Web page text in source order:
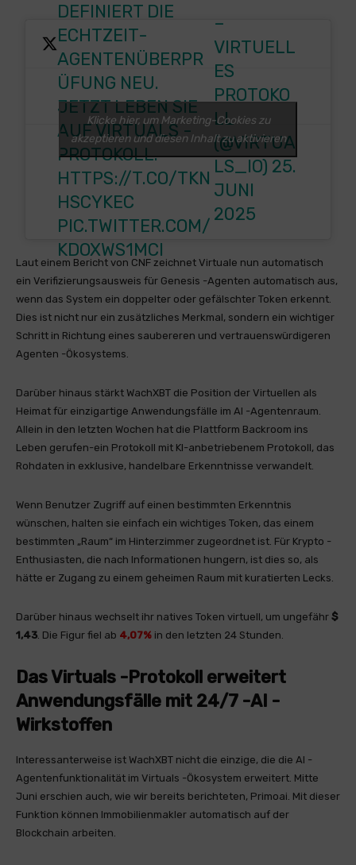
DEFINIERT DIE
ECHTZEIT-
AGENTENÜBERPR
ÜFUNG NEU.
JETZT LEBEN SIE
AUF VIRTUALS -
PROTOKOLL.
HTTPS://T.CO/TKN
HSCYKEC
PIC.TWITTER.COM/
KDOXWS1MCI
–
VIRTUELL
ES
PROTOKO
LL
(@VIRTUA
LS_IO) 25.
JUNI
2025
Klicke hier, um Marketing-Cookies zu
akzeptieren und diesen Inhalt zu aktivieren
Laut einem Bericht von CNF zeichnet Virtuale nun automatisch
ein Verifizierungsausweis für Genesis -Agenten automatisch aus,
wenn das System ein doppelter oder gefälschter Token erkennt.
Dies ist nicht nur ein zusätzliches Merkmal, sondern ein wichtiger
Schritt in Richtung eines saubereren und vertrauenswürdigeren
Agenten -Ökosystems.
Darüber hinaus stärkt WachXBT die Position der Virtuellen als
Heimat für einzigartige Anwendungsfälle im AI -Agentenraum.
Allein in den letzten Wochen hat die Plattform Backroom ins
Leben gerufen-ein Protokoll mit KI-anbetriebenem Protokoll, das
Rohdaten in exklusive, handelbare Erkenntnisse verwandelt.
Wenn Benutzer Zugriff auf einen bestimmten Erkenntnis
wünschen, halten sie einfach ein wichtiges Token, das einem
bestimmten „Raum“ im Hinterzimmer zugeordnet ist. Für Krypto -
Enthusiasten, die nach Informationen hungern, ist dies so, als
hätte er Zugang zu einem geheimen Raum mit kuratierten Lecks.
Darüber hinaus wechselt ihr natives Token virtuell, um ungefähr $
1,43. Die Figur fiel ab 4,07% in den letzten 24 Stunden.
Das Virtuals -Protokoll erweitert
Anwendungsfälle mit 24/7 -AI -
Wirkstoffen
Interessanterweise ist WachXBT nicht die einzige, die die AI -
Agentenfunktionalität im Virtuals -Ökosystem erweitert. Mitte
Juni erschien auch, wie wir bereits berichteten, Primoai. Mit dieser
Funktion können Immobilienmakler automatisch auf der
Blockchain arbeiten.